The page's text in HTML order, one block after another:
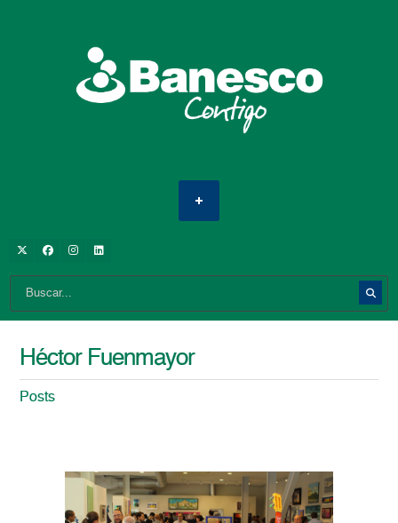
Héctor Fuenmayor
Posts